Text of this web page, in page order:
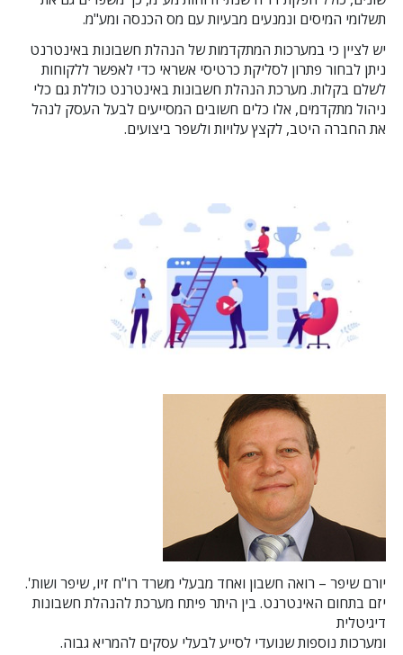
תשלומי המיסים ונמנעים מבעיות עם מס הכנסה ומע"מ.
יש לציין כי במערכות המתקדמות של הנהלת חשבונות באינטרנט
ניתן לבחור פתרון לסליקת כרטיסי אשראי כדי לאפשר ללקוחות
לשלם בקלות. מערכת הנהלת חשבונות באינטרנט כוללת גם כלי
ניהול מתקדמים, אלו כלים חשובים המסייעים לבעל העסק לנהל
את החברה היטב, לקצץ עלויות ולשפר ביצועים.
יורם שיפר – רואה חשבון ואחד מבעלי משרד רו"ח זיו, שיפר ושות'.
יזם בתחום האינטרנט. בין היתר פיתח מערכת להנהלת חשבונות
דיגיטלית
ומערכות נוספות שנועדי לסייע לבעלי עסקים להמריא גבוה.